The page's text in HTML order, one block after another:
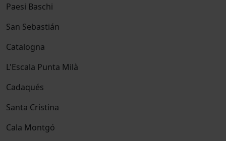
Paesi Baschi
San Sebastián
Catalogna
L'Escala Punta Milà
Cadaqués
Santa Cristina
Cala Montgó